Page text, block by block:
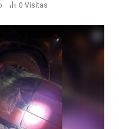
0 Visitas